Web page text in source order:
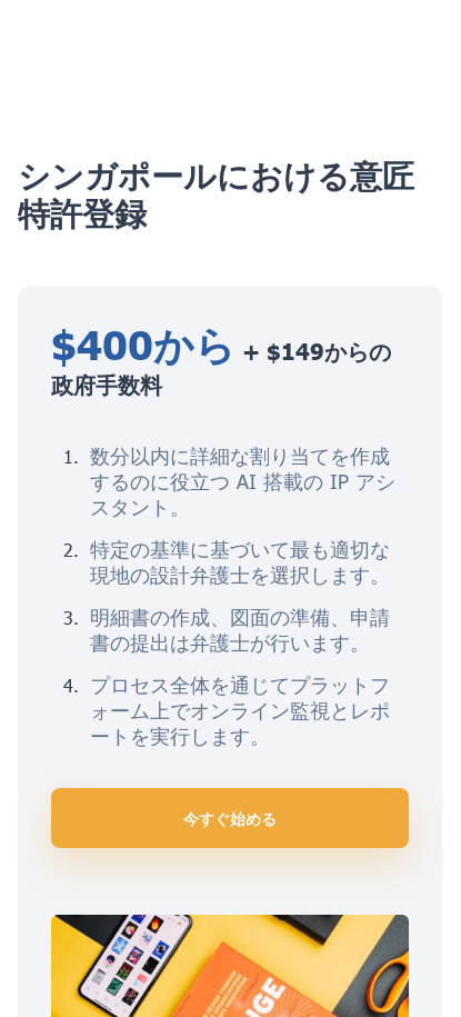
シンガポールにおける意匠
特許登録
$400から + $149からの
政府手数料
数分以内に詳細な割り当てを作成
するのに役立つ AI 搭載の IP アシ
スタント。
特定の基準に基づいて最も適切な
現地の設計弁護士を選択します。
明細書の作成、図面の準備、申請
書の提出は弁護士が行います。
プロセス全体を通じてプラットフ
ォーム上でオンライン監視とレポ
ートを実行します。
今すぐ始める